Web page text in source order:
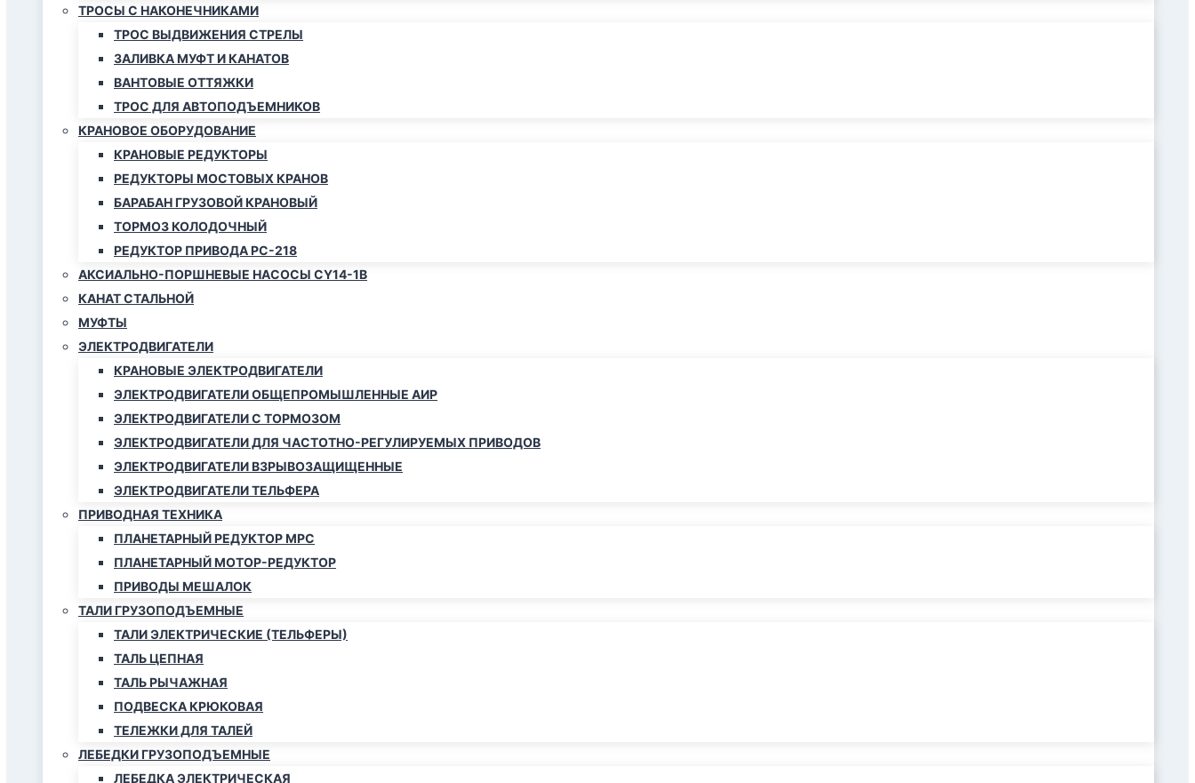
ТРОСЫ С НАКОНЕЧНИКАМИ
ТРОС ВЫДВИЖЕНИЯ СТРЕЛЫ
ЗАЛИВКА МУФТ И КАНАТОВ
ВАНТОВЫЕ ОТТЯЖКИ
ТРОС ДЛЯ АВТОПОДЪЕМНИКОВ
КРАНОВОЕ ОБОРУДОВАНИЕ
КРАНОВЫЕ РЕДУКТОРЫ
РЕДУКТОРЫ МОСТОВЫХ КРАНОВ
БАРАБАН ГРУЗОВОЙ КРАНОВЫЙ
ТОРМОЗ КОЛОДОЧНЫЙ
РЕДУКТОР ПРИВОДА РС-218
АКСИАЛЬНО-ПОРШНЕВЫЕ НАСОСЫ CY14-1B
КАНАТ СТАЛЬНОЙ
МУФТЫ
ЭЛЕКТРОДВИГАТЕЛИ
КРАНОВЫЕ ЭЛЕКТРОДВИГАТЕЛИ
ЭЛЕКТРОДВИГАТЕЛИ ОБЩЕПРОМЫШЛЕННЫЕ АИР
ЭЛЕКТРОДВИГАТЕЛИ С ТОРМОЗОМ
ЭЛЕКТРОДВИГАТЕЛИ ДЛЯ ЧАСТОТНО-РЕГУЛИРУЕМЫХ ПРИВОДОВ
ЭЛЕКТРОДВИГАТЕЛИ ВЗРЫВОЗАЩИЩЕННЫЕ
ЭЛЕКТРОДВИГАТЕЛИ ТЕЛЬФЕРА
ПРИВОДНАЯ ТЕХНИКА
ПЛАНЕТАРНЫЙ РЕДУКТОР МРС
ПЛАНЕТАРНЫЙ МОТОР-РЕДУКТОР
ПРИВОДЫ МЕШАЛОК
ТАЛИ ГРУЗОПОДЪЕМНЫЕ
ТАЛИ ЭЛЕКТРИЧЕСКИЕ (ТЕЛЬФЕРЫ)
ТАЛЬ ЦЕПНАЯ
ТАЛЬ РЫЧАЖНАЯ
ПОДВЕСКА КРЮКОВАЯ
ТЕЛЕЖКИ ДЛЯ ТАЛЕЙ
ЛЕБЕДКИ ГРУЗОПОДЪЕМНЫЕ
ЛЕБЕДКА ЭЛЕКТРИЧЕСКАЯ